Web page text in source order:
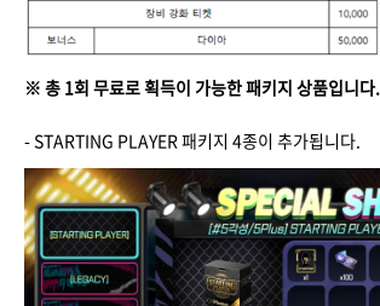
※ 총 1회 무료로 획득이 가능한 패키지 상품입니다.
- STARTING PLAYER 패키지 4종이 추가됩니다.